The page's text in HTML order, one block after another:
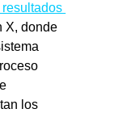
resultados
X, donde
los